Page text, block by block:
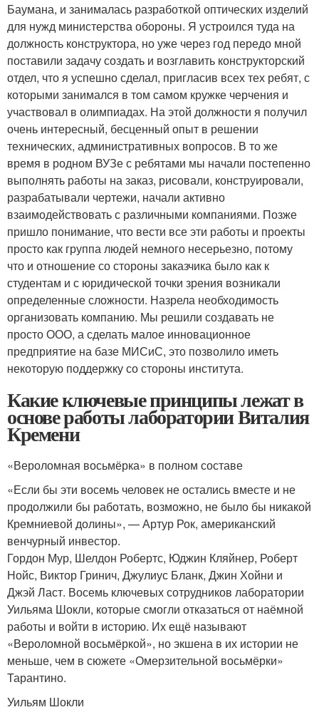
Баумана, и занималась разработкой оптических изделий
для нужд министерства обороны. Я устроился туда на
должность конструктора, но уже через год передо мной
поставили задачу создать и возглавить конструкторский
отдел, что я успешно сделал, пригласив всех тех ребят, с
которыми занимался в том самом кружке черчения и
участвовал в олимпиадах. На этой должности я получил
очень интересный, бесценный опыт в решении
технических, административных вопросов. В то же
время в родном ВУЗе с ребятами мы начали постепенно
выполнять работы на заказ, рисовали, конструировали,
разрабатывали чертежи, начали активно
взаимодействовать с различными компаниями. Позже
пришло понимание, что вести все эти работы и проекты
просто как группа людей немного несерьезно, потому
что и отношение со стороны заказчика было как к
студентам и с юридической точки зрения возникали
определенные сложности. Назрела необходимость
организовать компанию. Мы решили создавать не
просто ООО, а сделать малое инновационное
предприятие на базе МИСиС, это позволило иметь
некоторую поддержку со стороны института.
Какие ключевые принципы лежат в
основе работы лаборатории Виталия
Кремени
«Вероломная восьмёрка» в полном составе
«Если бы эти восемь человек не остались вместе и не
продолжили бы работать, возможно, не было бы никакой
Кремниевой долины», — Артур Рок, американский
венчурный инвестор.
Гордон Мур, Шелдон Робертс, Юджин Кляйнер, Роберт
Нойс, Виктор Гринич, Джулиус Бланк, Джин Хойни и
Джэй Ласт. Восемь ключевых сотрудников лаборатории
Уильяма Шокли, которые смогли отказаться от наёмной
работы и войти в историю. Их ещё называют
«Вероломной восьмёркой», но экшена в их истории не
меньше, чем в сюжете «Омерзительной восьмёрки»
Тарантино.
Уильям Шокли